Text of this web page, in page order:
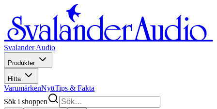
Svalander Audio
Produkter
Hitta
VarumärkenNyttTips & Fakta
Sök i shoppen